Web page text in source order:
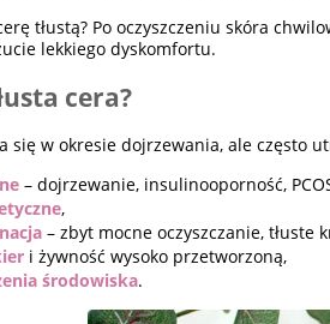
tłustą? Po oczyszczeniu skóra
lekkiego dyskomfortu.
cera?
się w okresie dojrzewania, ale często
– dojrzewanie, insulinooporność,
,
– zbyt mocne oczyszczanie, tłuste
i żywność wysoko przetworzoną,
środowiska.